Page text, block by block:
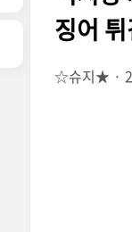
징어
☆슈지★